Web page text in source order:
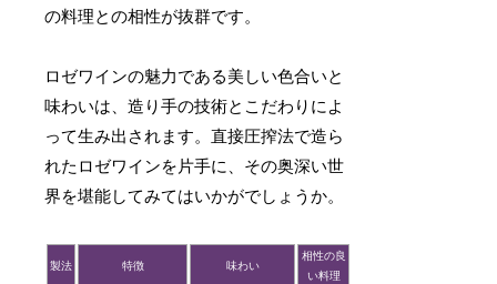
の料理との相性が抜群です。
ロゼワインの魅力である美しい色合いと
味わいは、造り手の技術とこだわりによ
って生み出されます。直接圧搾法で造ら
れたロゼワインを片手に、その奥深い世
界を堪能してみてはいかがでしょうか。
製法 特徴 味わい
相性の良
い料理